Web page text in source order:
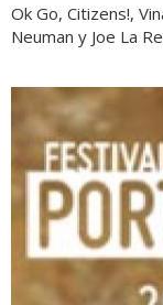
Ok Go, Citizens!,
Neuman y Joe La